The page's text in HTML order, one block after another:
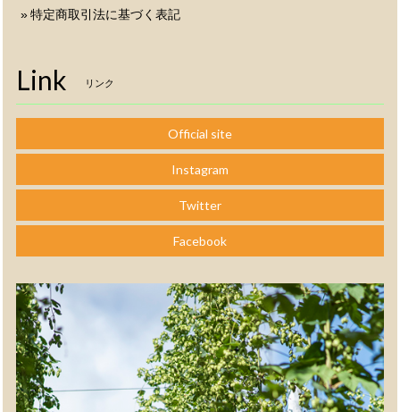
特定商取引法に基づく表記
Link リンク
Official site
Instagram
Twitter
Facebook